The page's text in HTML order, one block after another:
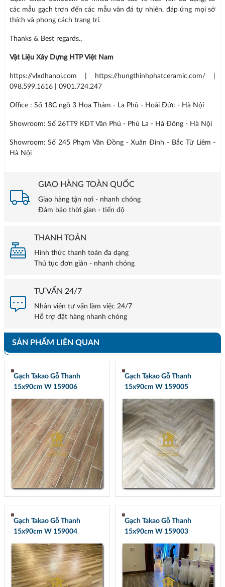
các mẫu gạch trơn đến các mẫu vân đá tự nhiên, đáp ứng mọi sở
thích và phong cách trang trí.
Thanks & Best regards.,
Vật Liệu Xây Dựng HTP Việt Nam
https://vlxdhanoi.com | https://hungthinhphatceramic.com/ |
098.599.1616 | 0901.724.247
Office : Số 18C ngõ 3 Hoa Thám - La Phù - Hoài Đức - Hà Nội
Showroom: Số 26TT9 KĐT Văn Phú - Phú La - Hà Đông - Hà Nội
Showroom: Số 245 Phạm Văn Đồng - Xuân Đỉnh - Bắc Từ Liêm -
Hà Nội
GIAO HÀNG TOÀN QUỐC
Giao hàng tận nơi - nhanh chóng
Đảm bảo thời gian - tiến độ
THANH TOÁN
Hình thức thanh toán đa dạng
Thủ tục đơn giản - nhanh chóng
TƯ VẤN 24/7
Nhân viên tư vấn làm việc 24/7
Hỗ trợ đặt hàng nhanh chóng
SẢN PHẨM LIÊN QUAN
Gạch Takao Gỗ Thanh
15x90cm W 159006
Gạch Takao Gỗ Thanh
15x90cm W 159005
Gạch Takao Gỗ Thanh
15x90cm W 159004
Gạch Takao Gỗ Thanh
15x90cm W 159003